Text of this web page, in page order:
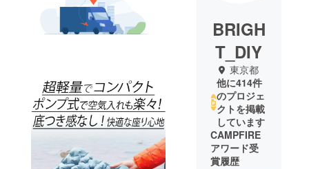
BRIGH
T_DIY
東京都
他に414件
のプロジェ
クトを掲載
しています
CAMPFIRE
アワード受
賞履歴